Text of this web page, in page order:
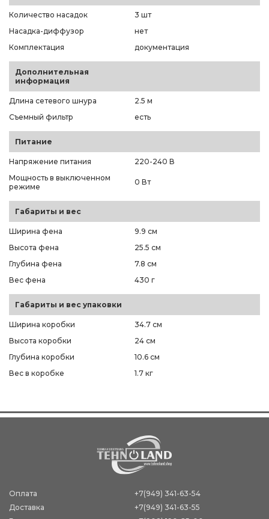
Количество насадок
3 шт
Насадка-диффузор
нет
Комплектация
документация
Дополнительная
информация
Длина сетевого шнура
2.5 м
Съемный фильтр
есть
Питание
Напряжение питания
220-240 В
Мощность в выключенном
режиме
0 Вт
Габариты и вес
Ширина фена
9.9 см
Высота фена
25.5 см
Глубина фена
7.8 см
Вес фена
430 г
Габариты и вес упаковки
Ширина коробки
34.7 см
Высота коробки
24 см
Глубина коробки
10.6 см
Вес в коробке
1.7 кг
Оплата
Доставка
+7(949) 341-63-54
+7(949) 341-63-55